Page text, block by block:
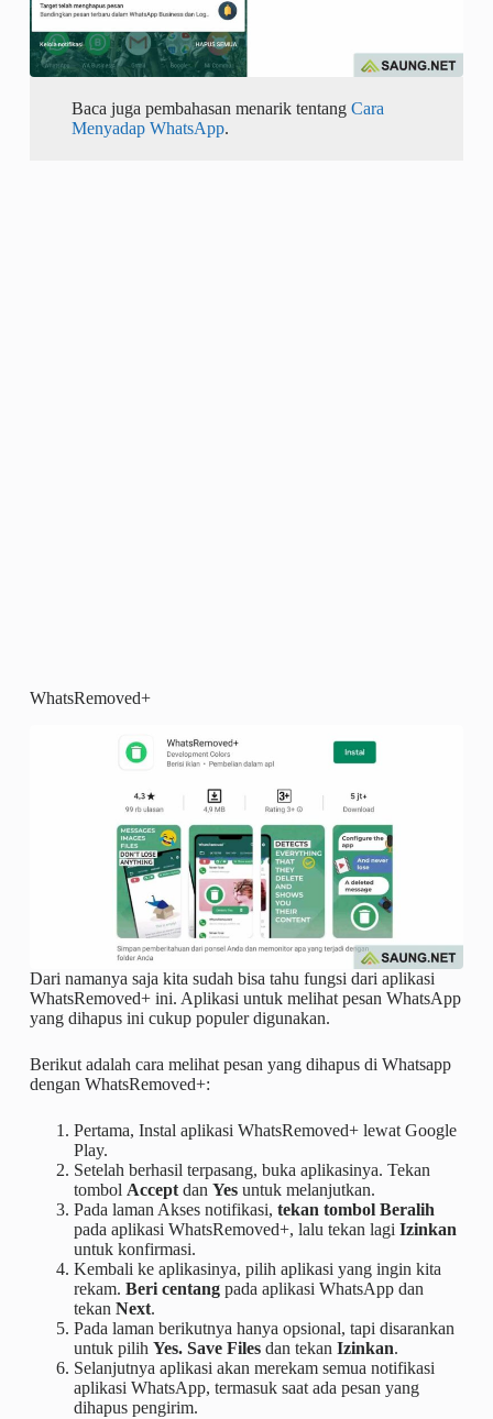
Baca juga pembahasan menarik tentang Cara
Menyadap WhatsApp.
WhatsRemoved+
Dari namanya saja kita sudah bisa tahu fungsi dari aplikasi
WhatsRemoved+ ini. Aplikasi untuk melihat pesan WhatsApp
yang dihapus ini cukup populer digunakan.
Berikut adalah cara melihat pesan yang dihapus di Whatsapp
dengan WhatsRemoved+:
Pertama, Instal aplikasi WhatsRemoved+ lewat Google
Play.
Setelah berhasil terpasang, buka aplikasinya. Tekan
tombol Acceptdan Yesuntuk melanjutkan.
Pada laman Akses notifikasi, tekan tombol Beralih
pada aplikasi WhatsRemoved+, lalu tekan lagi Izinkan
untuk konfirmasi.
Kembali ke aplikasinya, pilih aplikasi yang ingin kita
rekam. Beri centangpada aplikasi WhatsApp dan
tekan Next.
Pada laman berikutnya hanya opsional, tapi disarankan
untuk pilih Yes. Save Filesdan tekan Izinkan.
Selanjutnya aplikasi akan merekam semua notifikasi
aplikasi WhatsApp, termasuk saat ada pesan yang
dihapus pengirim.